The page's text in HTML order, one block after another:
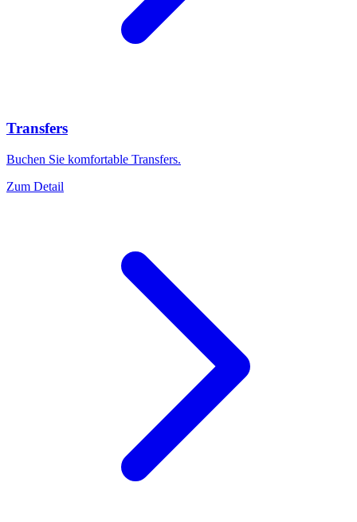
Transfers
Buchen Sie komfortable Transfers.
Zum Detail